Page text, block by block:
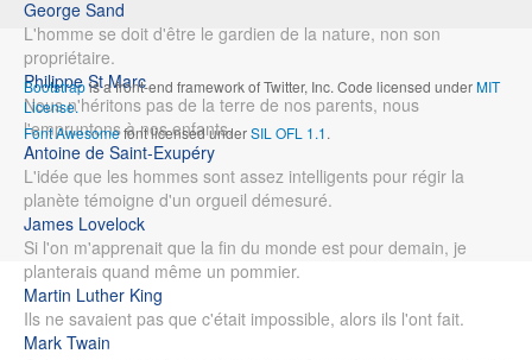
George Sand
L'homme se doit d'être le gardien de la nature, non son
propriétaire.
Philippe St Marc
Nous n'héritons pas de la terre de nos parents, nous
l'empruntons à nos enfants.
Antoine de Saint-Exupéry
L'idée que les hommes sont assez intelligents pour régir la
planète témoigne d'un orgueil démesuré.
James Lovelock
Si l'on m'apprenait que la fin du monde est pour demain, je
planterais quand même un pommier.
Martin Luther King
Ils ne savaient pas que c'était impossible, alors ils l'ont fait.
Mark Twain
Bootstrapis a front-end framework of Twitter, Inc. Code licensed underMIT
License.
Font Awesomefont licensed underSIL OFL 1.1.